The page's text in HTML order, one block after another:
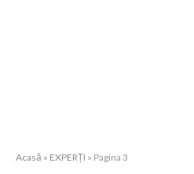
Acasă » EXPERȚI » Pagina 3